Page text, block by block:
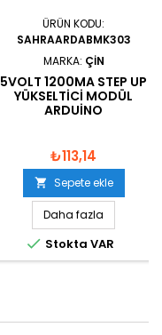
ÜRÜN KODU:
SAHRAARDABMK303
MARKA: ÇIN
5VOLT 1200MA STEP UP
YÜKSELTICI MODÜL
ARDUINO
₺113,14
 Sepete ekle
Daha fazla
 Stokta VAR